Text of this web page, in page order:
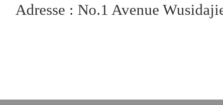
Adresse : No.1 Avenue